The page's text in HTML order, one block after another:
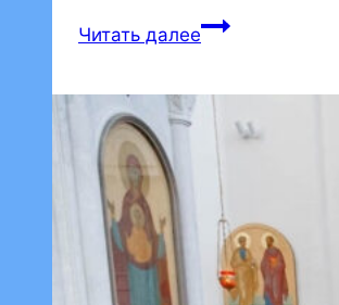
Читать далееПрихожане
участие
шашечном
турнире